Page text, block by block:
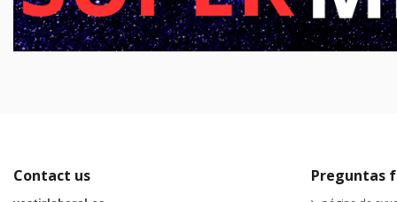
Contact us Preguntas